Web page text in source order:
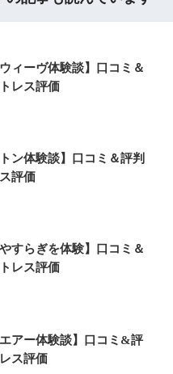
ィーヴ体験談】口コミ＆
レス評価
ン体験談】口コミ＆評判
評価
すらぎを体験】口コミ＆
レス評価
エアー体験談】口コミ&評
ス評価